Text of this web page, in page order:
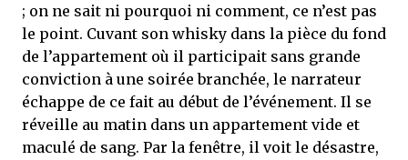
; on ne sait ni pourquoi ni comment, ce n’est pas
le point. Cuvant son whisky dans la pièce du fond
de l’appartement où il participait sans grande
conviction à une soirée branchée, le narrateur
échappe de ce fait au début de l’événement. Il se
réveille au matin dans un appartement vide et
maculé de sang. Par la fenêtre, il voit le désastre,